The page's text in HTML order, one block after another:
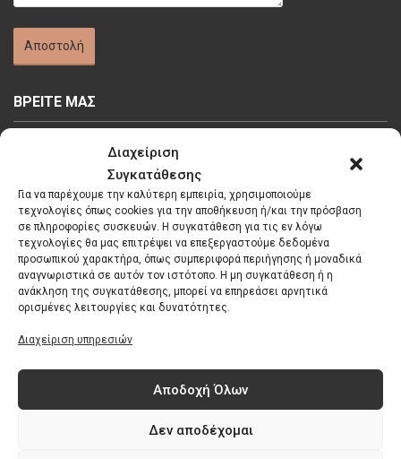
Διαχείριση
Συγκατάθεσης
Για να παρέχουμε την καλύτερη εμπειρία, χρησιμοποιούμε
τεχνολογίες όπως cookies για την αποθήκευση ή/και την πρόσβαση
σε πληροφορίες συσκευών. Η συγκατάθεση για τις εν λόγω
τεχνολογίες θα μας επιτρέψει να επεξεργαστούμε δεδομένα
προσωπικού χαρακτήρα, όπως συμπεριφορά περιήγησης ή μοναδικά
αναγνωριστικά σε αυτόν τον ιστότοπο. Η μη συγκατάθεση ή η
ανάκληση της συγκατάθεσης, μπορεί να επηρεάσει αρνητικά
ορισμένες λειτουργίες και δυνατότητες.
Διαχείριση υπηρεσιών
Αποδοχή Όλων
Δεν αποδέχομαι
ΒΡΕΙΤΕ ΜΑΣ
Κάντε κλικ στο κουμπί 'Συμφωνώ' για να
ενεργοποιήσετε το Google maps.
Πολιτική Cookies
Συμφωνώ